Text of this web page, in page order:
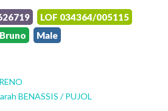
LOF 034364/005115
Male
BENASSIS / PUJOL